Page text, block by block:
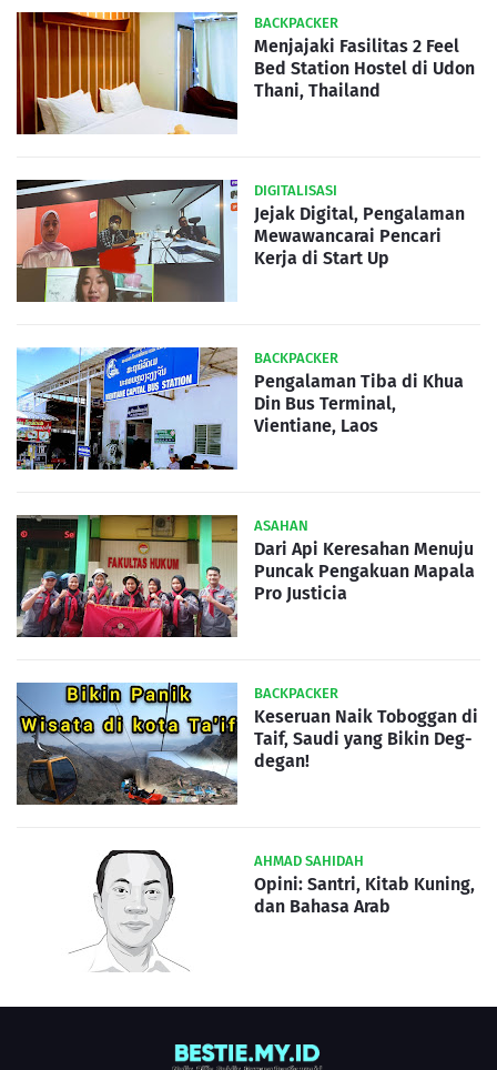
BACKPACKER
Menjajaki Fasilitas 2 Feel
Bed Station Hostel di Udon
Thani, Thailand
DIGITALISASI
Jejak Digital, Pengalaman
Mewawancarai Pencari
Kerja di Start Up
BACKPACKER
Pengalaman Tiba di Khua
Din Bus Terminal,
Vientiane, Laos
ASAHAN
Dari Api Keresahan Menuju
Puncak Pengakuan Mapala
Pro Justicia
BACKPACKER
Keseruan Naik Toboggan di
Taif, Saudi yang Bikin Deg-
degan!
AHMAD SAHIDAH
Opini: Santri, Kitab Kuning,
dan Bahasa Arab